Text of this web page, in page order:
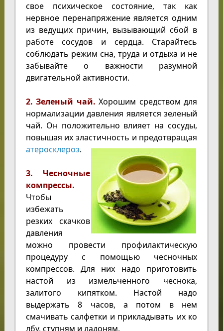
свое психическое состояние, так как
нервное перенапряжение является одним
из ведущих причин, вызывающий сбой в
работе сосудов и сердца. Старайтесь
соблюдать режим сна, труда и отдыха и не
забывайте о важности разумной
двигательной активности.
2. Зеленый чай. Хорошим средством для
нормализации давления является зеленый
чай. Он положительно влияет на сосуды,
повышая их эластичность и предотвращая
атеросклероз.
3. Чесночные
компрессы.
Чтобы
избежать
резких скачков
давления
можно провести профилактическую
процедуру с помощью чесночных
компрессов. Для них надо приготовить
настой из измельченного чеснока,
залитого кипятком. Настой надо
выдержать 8 часов, а потом в нем
смачивать салфетки и прикладывать их ко
лбу, ступням и ладоням.